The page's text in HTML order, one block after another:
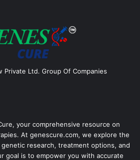
Private Ltd. Group Of Companies
your comprehensive resource on
At genescure.com, we explore the
research, treatment options, and
goal is to empower you with accurate